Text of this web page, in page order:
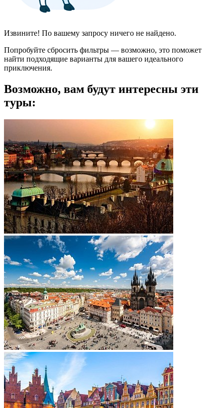
Извините! По вашему запросу ничего не найдено.
Попробуйте сбросить фильтры — возможно, это поможет
найти подходящие варианты для вашего идеального
приключения.
Возможно, вам будут интересны эти
туры: